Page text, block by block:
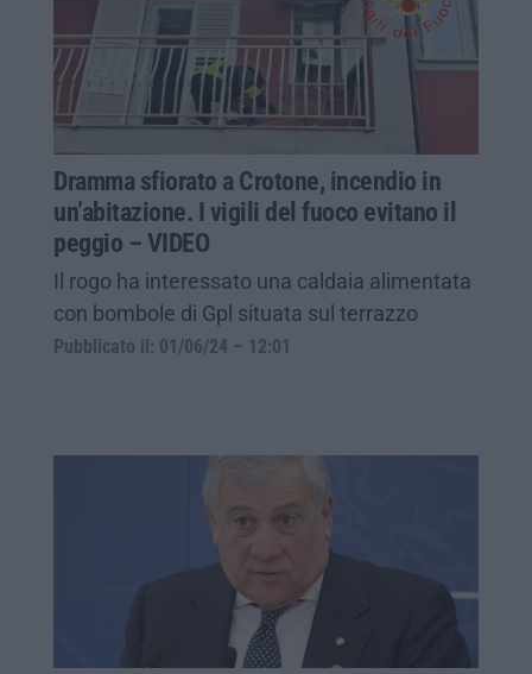
Dramma sfiorato a Crotone, incendio in
un’abitazione. I vigili del fuoco evitano il
peggio – VIDEO
Il rogo ha interessato una caldaia alimentata
con bombole di Gpl situata sul terrazzo
Pubblicato il: 01/06/24 – 12:01